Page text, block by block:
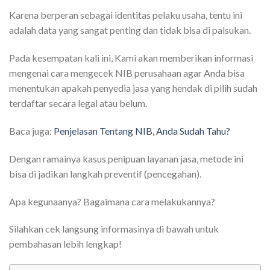
Karena berperan sebagai identitas pelaku usaha, tentu ini
adalah data yang sangat penting dan tidak bisa di palsukan.
Pada kesempatan kali ini, Kami akan memberikan informasi
mengenai cara mengecek NIB perusahaan agar Anda bisa
menentukan apakah penyedia jasa yang hendak di pilih sudah
terdaftar secara legal atau belum.
Baca juga: Penjelasan Tentang NIB, Anda Sudah Tahu?
Dengan ramainya kasus penipuan layanan jasa, metode ini
bisa di jadikan langkah preventif (pencegahan).
Apa kegunaanya? Bagaimana cara melakukannya?
Silahkan cek langsung informasinya di bawah untuk
pembahasan lebih lengkap!